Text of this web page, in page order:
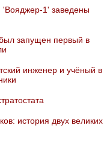
'Вояджер-1' заведены
запущен первый в
инженер и учёный в
история двух великих